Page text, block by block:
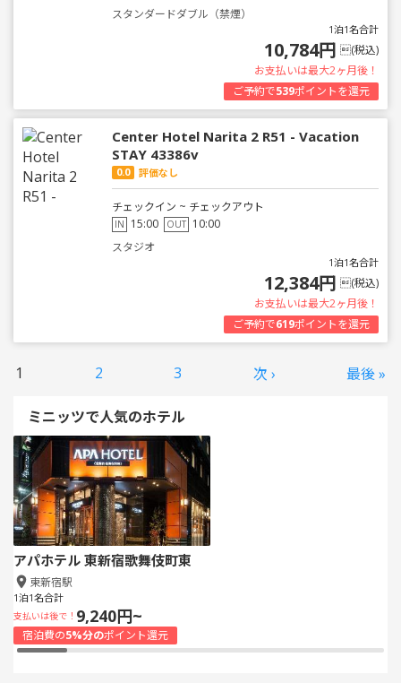
スタンダードダブル（禁煙）
1泊1名合計
10,784円 (税込)
お支払いは最大2ヶ月後！
ご予約で539ポイントを還元
Center Hotel Narita 2 R51 - Vacation
STAY 43386v
0.0 評価なし
チェックイン ~ チェックアウト
IN 15:00 OUT 10:00
スタジオ
1泊1名合計
12,384円 (税込)
お支払いは最大2ヶ月後！
ご予約で619ポイントを還元
1 2 3 次 › 最後 »
ミニッツで人気のホテル
アパホテル 東新宿歌舞伎町東
東新宿駅
1泊1名合計
支払いは後で！ 9,240円~
宿泊費の5%分のポイント還元